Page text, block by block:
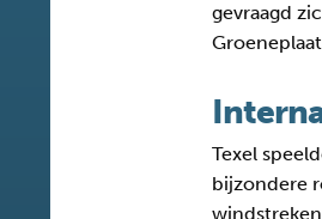
gevraagd
Texel
bijzondere